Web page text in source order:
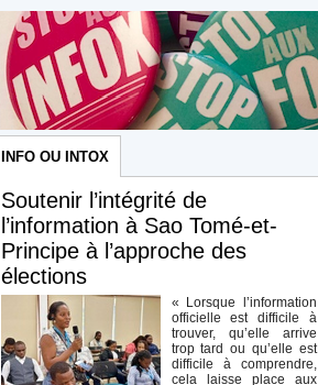
INFO OU INTOX
Soutenir l’intégrité de
l’information à Sao Tomé-et-
Principe à l’approche des
élections
« Lorsque l’information
officielle est difficile à
trouver, qu’elle arrive
trop tard ou qu’elle est
difficile à comprendre,
cela laisse place aux